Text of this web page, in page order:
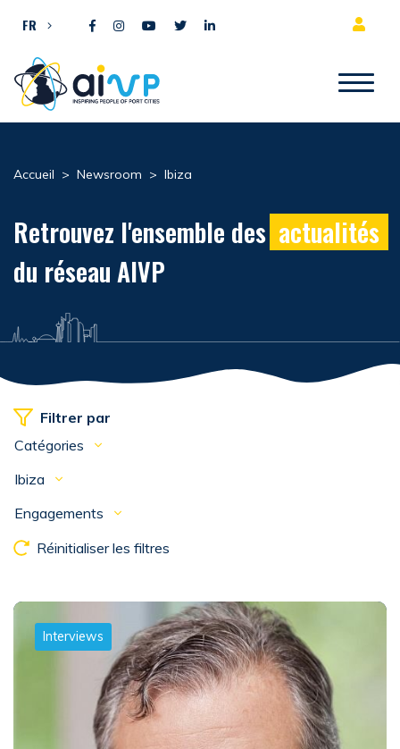
FR
Accueil > Newsroom > Ibiza
Retrouvez l'ensemble des actualités
du réseau AIVP
Filtrer par
Catégories
Ibiza
Engagements
Réinitialiser les filtres
Interviews